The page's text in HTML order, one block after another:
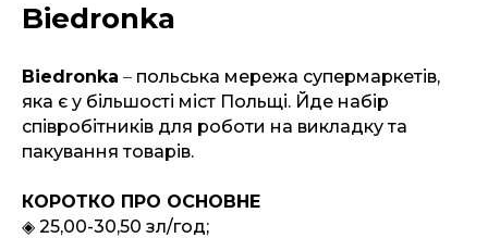
Biedronka
Biedronka – польська мережа супермаркетів,
яка є у більшості міст Польщі. Йде набір
співробітників для роботи на викладку та
пакування товарів.
КОРОТКО ПРО ОСНОВНЕ
◈ 25,00-30,50 зл/год;